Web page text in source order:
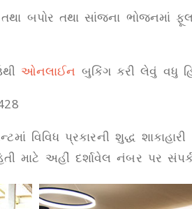
તથા બપોર તથા સાંજના ભોજનમાં
ઓનલાઈન બુકિંગ કરી લેવું વધુ
વિવિધ પ્રકારની શુદ્ધ
માટે અહીં દર્શાવેલ નંબર પર